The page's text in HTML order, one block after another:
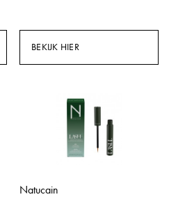
BEKIJK HIER
Natucain